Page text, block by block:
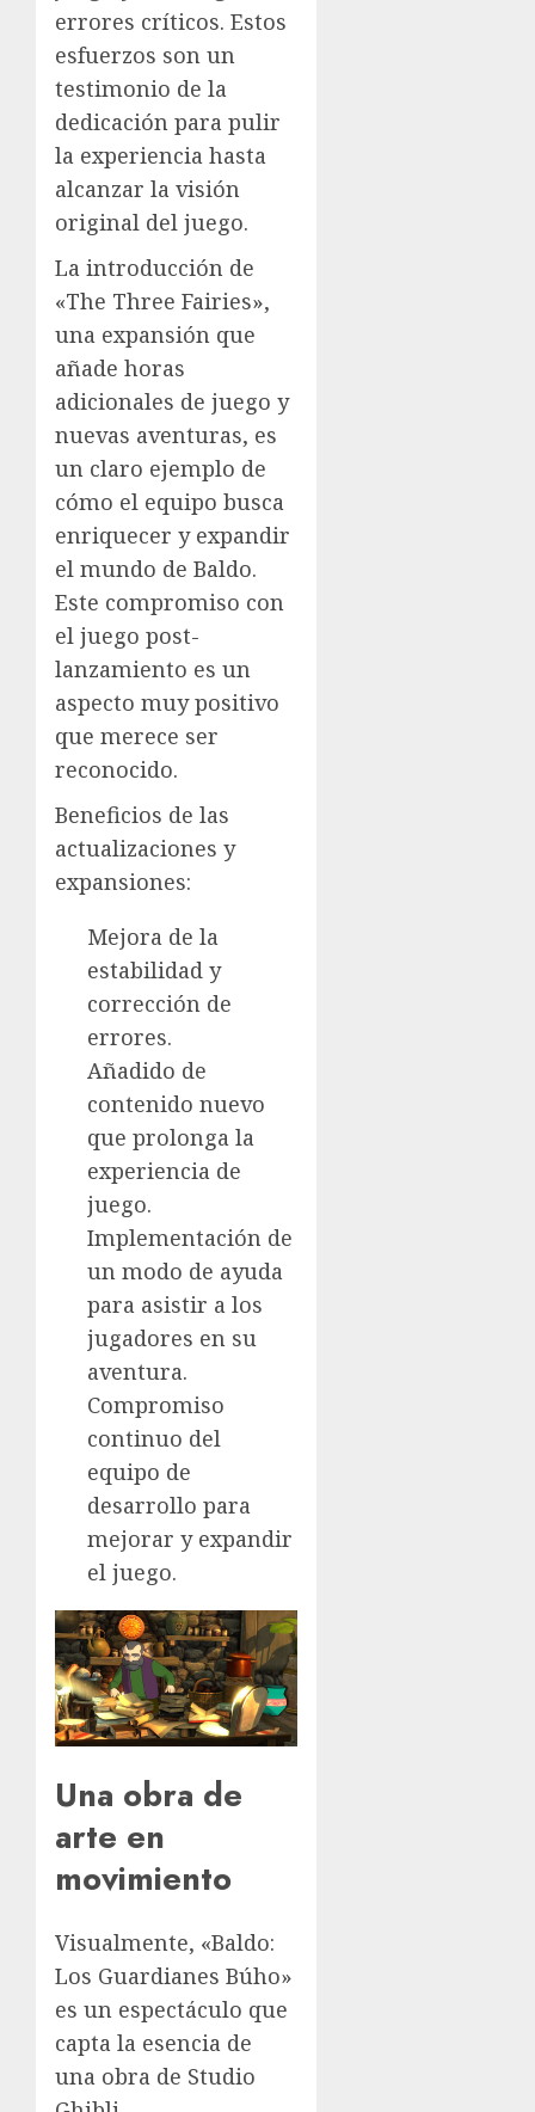
errores críticos. Estos
esfuerzos son un
testimonio de la
dedicación para pulir
la experiencia hasta
alcanzar la visión
original del juego.
La introducción de
«The Three Fairies»,
una expansión que
añade horas
adicionales de juego y
nuevas aventuras, es
un claro ejemplo de
cómo el equipo busca
enriquecer y expandir
el mundo de Baldo.
Este compromiso con
el juego post-
lanzamiento es un
aspecto muy positivo
que merece ser
reconocido.
Beneficios de las
actualizaciones y
expansiones:
Mejora de la
estabilidad y
corrección de
errores.
Añadido de
contenido nuevo
que prolonga la
experiencia de
juego.
Implementación de
un modo de ayuda
para asistir a los
jugadores en su
aventura.
Compromiso
continuo del
equipo de
desarrollo para
mejorar y expandir
el juego.
Una obra de
arte en
movimiento
Visualmente, «Baldo:
Los Guardianes Búho»
es un espectáculo que
capta la esencia de
una obra de Studio